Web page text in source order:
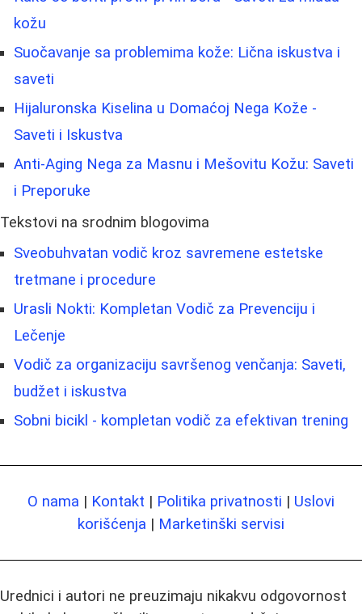
kožu
Suočavanje sa problemima kože: Lična iskustva i
saveti
Hijaluronska Kiselina u Domaćoj Nega Kože -
Saveti i Iskustva
Anti-Aging Nega za Masnu i Mešovitu Kožu: Saveti
i Preporuke
Tekstovi na srodnim blogovima
Sveobuhvatan vodič kroz savremene estetske
tretmane i procedure
Urasli Nokti: Kompletan Vodič za Prevenciju i
Lečenje
Vodič za organizaciju savršenog venčanja: Saveti,
budžet i iskustva
Sobni bicikl - kompletan vodič za efektivan trening
O nama | Kontakt | Politika privatnosti | Uslovi
korišćenja | Marketinški servisi
Urednici i autori ne preuzimaju nikakvu odgovornost